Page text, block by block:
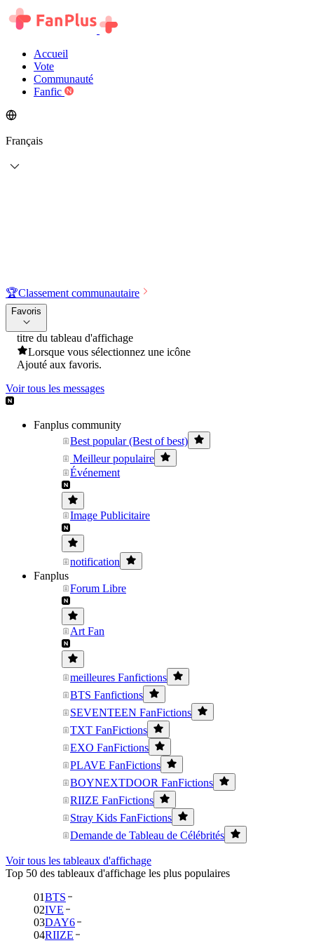
Accueil
Vote
Communauté
Fanfic
Français
🏆Classement communautaire
Favoris
titre du tableau d'affichage
Lorsque vous sélectionnez une icône
Ajouté aux favoris.
Voir tous les messages
Fanplus community
Best popular (Best of best)
Meilleur populaire
Événement
Image Publicitaire
notification
Fanplus
Forum Libre
Art Fan
meilleures Fanfictions
BTS Fanfictions
SEVENTEEN FanFictions
TXT FanFictions
EXO FanFictions
PLAVE FanFictions
BOYNEXTDOOR FanFictions
RIIZE FanFictions
Stray Kids FanFictions
Demande de Tableau de Célébrités
Voir tous les tableaux d'affichage
Top 50 des tableaux d'affichage les plus populaires
01BTS
02IVE
03DAY6
04RIIZE